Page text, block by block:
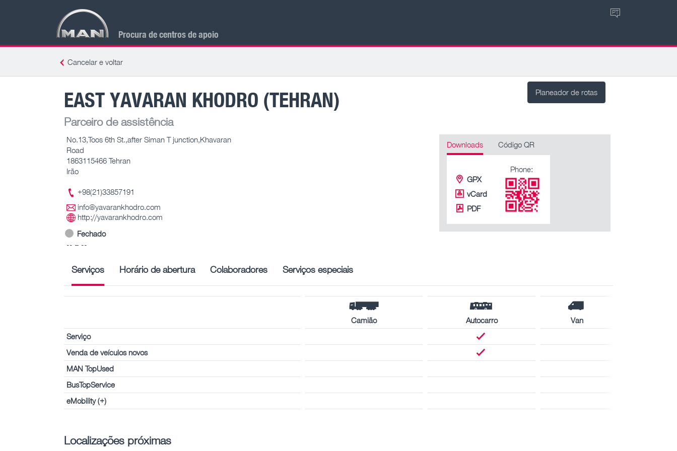
Procura de centros de apoio
PT
Cancelar e voltar
Planeador de rotas
EAST YAVARAN KHODRO (TEHRAN)
Parceiro de assistência
No.13,Toos 6th St.,after Siman T junction,Khavaran
Road
1863115466 Tehran
Irão
+98(21)33857191
info@yavarankhodro.com
http://yavarankhodro.com
Fechado
-- – --
Downloads Código QR
GPX
vCard
PDF
Phone:
Serviços Horário de abertura Colaboradores Serviços especiais
Camião Autocarro
Van
Serviço
Venda de veículos novos
MAN TopUsed
BusTopService
eMobility (+)
Localizações próximas